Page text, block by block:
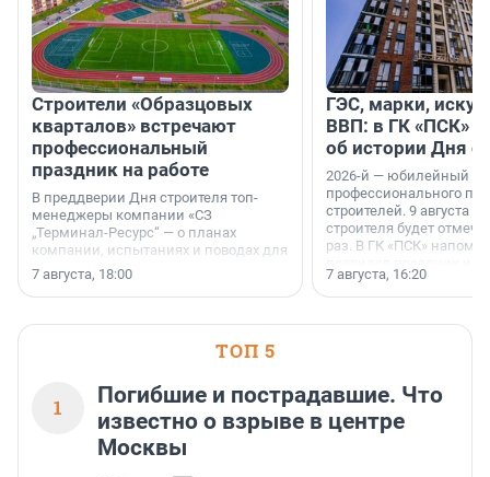
Строители «Образцовых
кварталов» встречают
профессиональный
праздник на работе
В преддверии Дня строителя топ-
менеджеры компании «СЗ
„Терминал-Ресурс“ — о планах
компании, испытаниях и поводах для
осторожного оптимизма.
7 августа, 18:00
ГЭС, марки,
ВВП: в ГК «ПСК»
об истории Дня
2026-й — юбилейный
профессионального
строителей. 9 августа
строителя будет
раз. В ГК «ПСК»
поменялась роль
7 августа, 16:20
ТОП 5
1
Погибшие и пострадавшие. Что
известно о взрыве в центре
Москвы